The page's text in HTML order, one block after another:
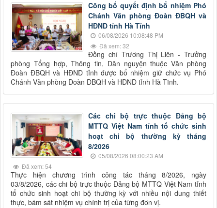
Công bố quyết định bổ nhiệm Phó
Chánh Văn phòng Đoàn ĐBQH và
HĐND tỉnh Hà Tĩnh
06/08/2026 10:08:48 PM
Đã xem: 32
Đồng chí Trương Thị Liên - Trưởng
phòng Tổng hợp, Thông tin, Dân nguyện thuộc Văn phòng
Đoàn ĐBQH và HĐND tỉnh được bổ nhiệm giữ chức vụ Phó
Chánh Văn phòng Đoàn ĐBQH và HĐND tỉnh Hà Tĩnh.
Các chi bộ trực thuộc Đảng bộ
MTTQ Việt Nam tỉnh tổ chức sinh
hoạt chi bộ thường kỳ tháng
8/2026
05/08/2026 08:00:23 AM
Đã xem: 54
Thực hiện chương trình công tác tháng 8/2026, ngày
03/8/2026, các chi bộ trực thuộc Đảng bộ MTTQ Việt Nam tỉnh
tổ chức sinh hoạt chi bộ thường kỳ với nhiều nội dung thiết
thực, bám sát nhiệm vụ chính trị của từng đơn vị.